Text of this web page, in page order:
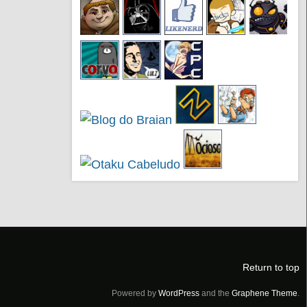
Return to top
Powered by WordPress and the Graphene Theme.